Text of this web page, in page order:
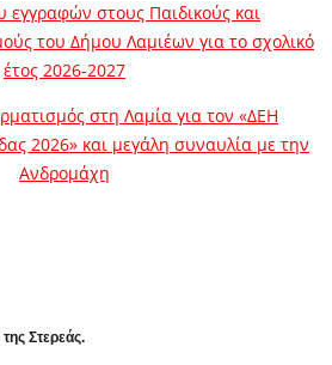
εγγραφών στους Παιδικούς και
του Δήμου Λαμιέων για το σχολικό
έτος 2026-2027
στη Λαμία για τον «ΔΕΗ
2026» και μεγάλη συναυλία με την
Ανδρομάχη
Στερεάς.